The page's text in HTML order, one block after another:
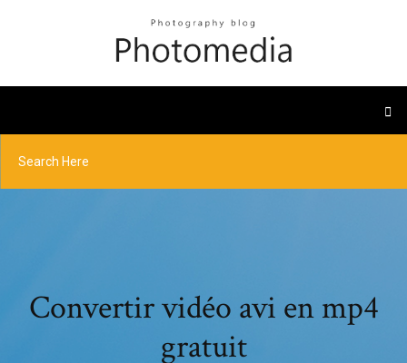
Convertir vidéo avi en mp4
gratuit